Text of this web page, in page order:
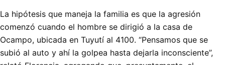
La hipótesis que maneja la familia es que la agresión
comenzó cuando el hombre se dirigió a la casa de
Ocampo, ubicada en Tuyutí al 4100. “Pensamos que se
subió al auto y ahí la golpea hasta dejarla inconsciente”,